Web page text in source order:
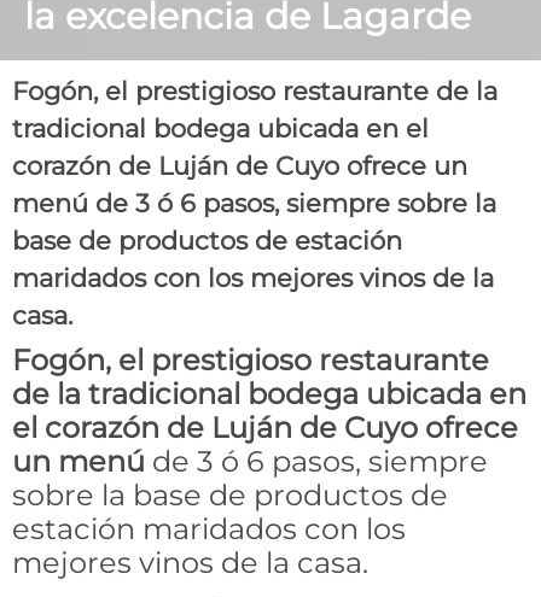
la excelencia de Lagarde
Fogón, el prestigioso restaurante de la
tradicional bodega ubicada en el
corazón de Luján de Cuyo ofrece un
menú de 3 ó 6 pasos, siempre sobre la
base de productos de estación
maridados con los mejores vinos de la
casa.
Fogón, el prestigioso restaurante
de la tradicional bodega ubicada en
el corazón de Luján de Cuyo ofrece
un menú de 3 ó 6 pasos, siempre
sobre la base de productos de
estación maridados con los
mejores vinos de la casa.